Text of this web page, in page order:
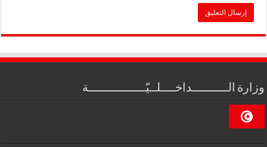
وزارة الــــــــــداخــــلــيّــــــــــــــــة